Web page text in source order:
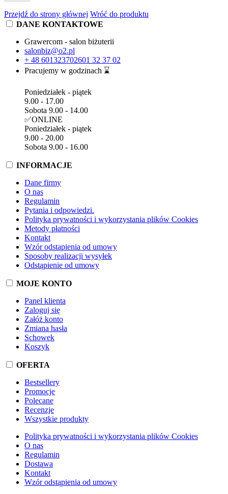
Przejdź do strony głównej Wróć do produktu
DANE KONTAKTOWE
Grawercom - salon biżuterii
salonbiz@o2.pl
+ 48 601323702601 32 37 02
Pracujemy w godzinach ⌛
Poniedziałek - piątek
9.00 - 17.00
Sobota 9.00 - 14.00
✅ONLINE
Poniedziałek - piątek
9.00 - 20.00
Sobota 9.00 - 16.00
INFORMACJE
Dane firmy
O nas
Regulamin
Pytania i odpowiedzi.
Polityka prywatności i wykorzystania plików Cookies
Metody płatności
Kontakt
Wzór odstąpienia od umowy
Sposoby realizacji wysyłek
Odstąpienie od umowy
MOJE KONTO
Panel klienta
Zaloguj się
Załóż konto
Zmiana hasła
Schowek
Koszyk
OFERTA
Bestsellery
Promocje
Polecane
Recenzje
Wszystkie produkty
Polityka prywatności i wykorzystania plików Cookies
O nas
Regulamin
Dostawa
Kontakt
Wzór odstąpienia od umowy